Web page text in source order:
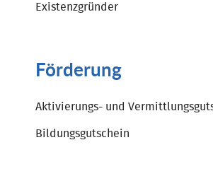
Existenzgründer
Förderung
Aktivierungs- und
Bildungsgutschein